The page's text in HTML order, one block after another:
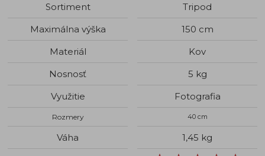
Sortiment
Tripod
Maximálna výška
150 cm
Materiál
Kov
Nosnosť
5 kg
Využitie
Fotografia
Rozmery 40 cm
Váha 1,45 kg